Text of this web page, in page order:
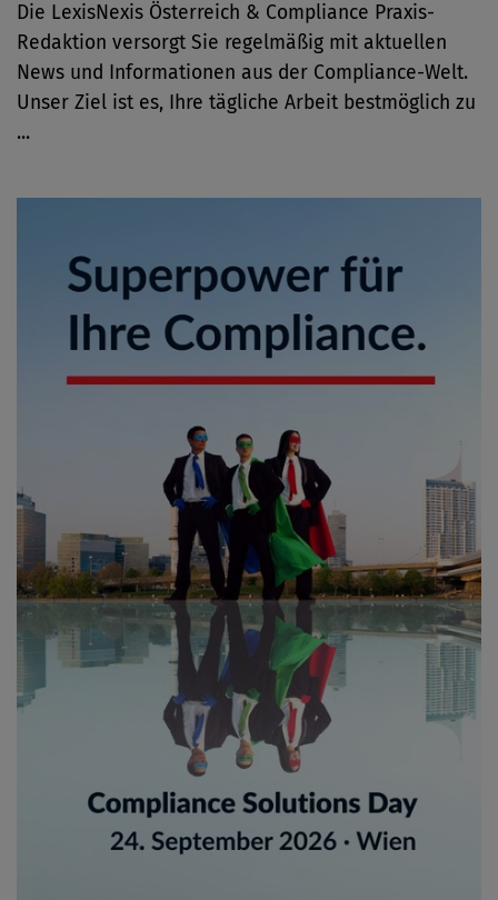
Die LexisNexis Österreich & Compliance Praxis-
Redaktion versorgt Sie regelmäßig mit aktuellen
News und Informationen aus der Compliance-Welt.
Unser Ziel ist es, Ihre tägliche Arbeit bestmöglich zu
...